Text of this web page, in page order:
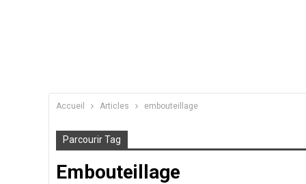
Accueil Articles embouteillage
Parcourir Tag
Embouteillage